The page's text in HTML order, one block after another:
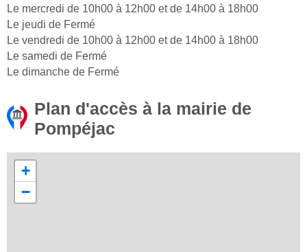
Le mercredi de 10h00 à 12h00 et de 14h00 à 18h00
Le jeudi de Fermé
Le vendredi de 10h00 à 12h00 et de 14h00 à 18h00
Le samedi de Fermé
Le dimanche de Fermé
Plan d'accès à la mairie de
Pompéjac
+
−